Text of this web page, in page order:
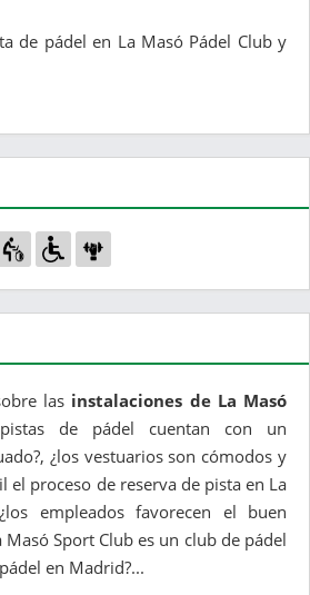
de pádel en La Masó Pádel Club y
las instalaciones de La Masó
de pádel cuentan con un
¿los vestuarios son cómodos y
el proceso de reserva de pista en La
empleados favorecen el buen
Masó Sport Club es un club de pádel
en Madrid?...